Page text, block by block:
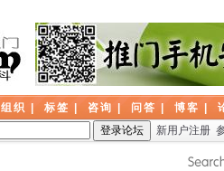
组织 标签 咨询 问答 博客
新用户注册